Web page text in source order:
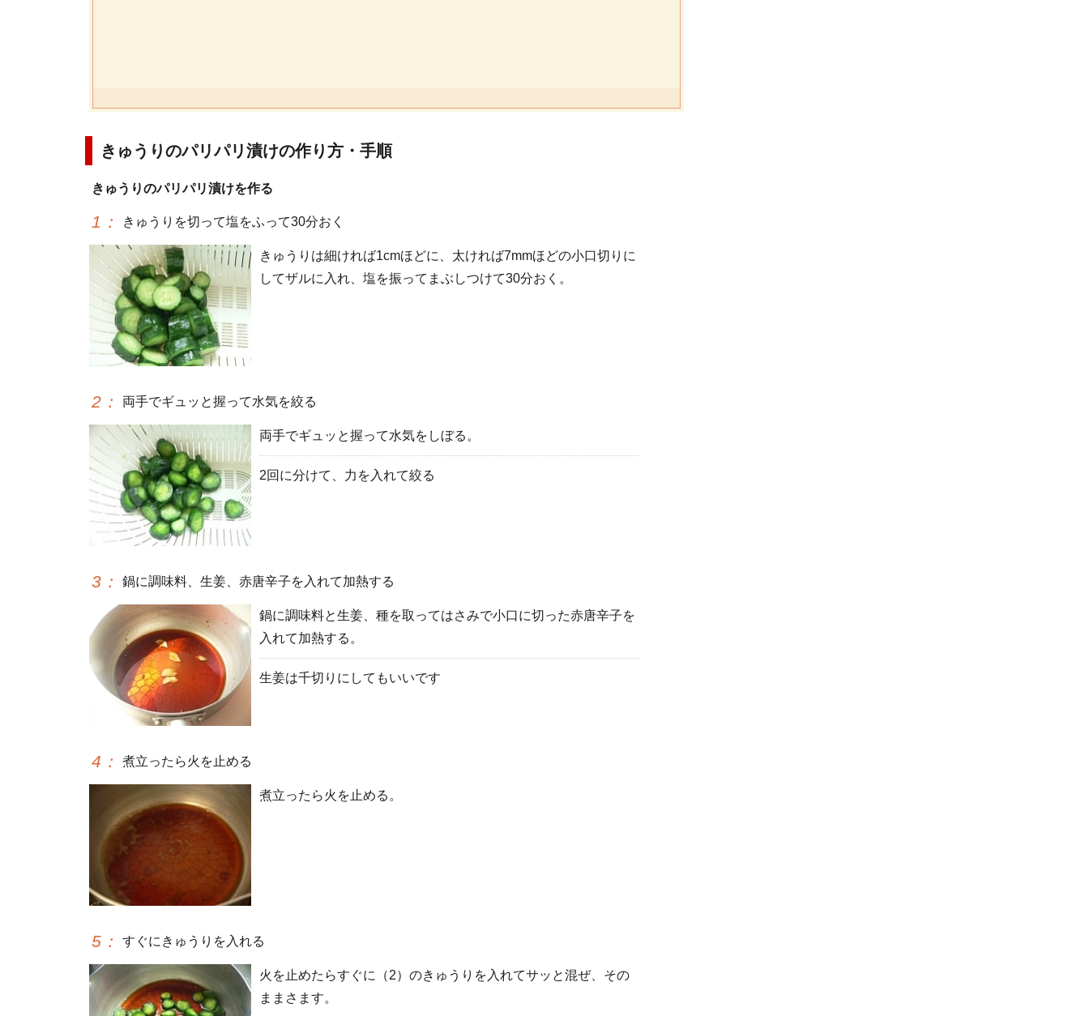
きゅうりのパリパリ漬けの作り方・手順
きゅうりのパリパリ漬けを作る
1 ： きゅうりを切って塩をふって30分おく
きゅうりは細ければ1cmほどに、太ければ7mmほどの小口切りに
してザルに入れ、塩を振ってまぶしつけて30分おく。
2 ： 両手でギュッと握って水気を絞る
両手でギュッと握って水気をしぼる。
2回に分けて、力を入れて絞る
3 ： 鍋に調味料、生姜、赤唐辛子を入れて加熱する
鍋に調味料と生姜、種を取ってはさみで小口に切った赤唐辛子を
入れて加熱する。
生姜は千切りにしてもいいです
4 ： 煮立ったら火を止める
煮立ったら火を止める。
5 ： すぐにきゅうりを入れる
火を止めたらすぐに（2）のきゅうりを入れてサッと混ぜ、その
ままさます。